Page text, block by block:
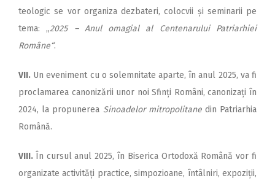
teologic se vor organiza dezbateri, colocvii și seminarii pe
tema: „2025 – Anul omagial al Centenarului Patriarhiei
Române“.
VII. Un eveniment cu o solemnitate aparte, în anul 2025, va fi
proclamarea canonizării unor noi Sfinți Români, canonizați în
2024, la propunerea Sinoadelor mitropolitanedin Patriarhia
Română.
VIII. În cursul anul 2025, în Biserica Ortodoxă Română vor fi
organizate activități practice, simpozioane, întâlniri, expoziții,